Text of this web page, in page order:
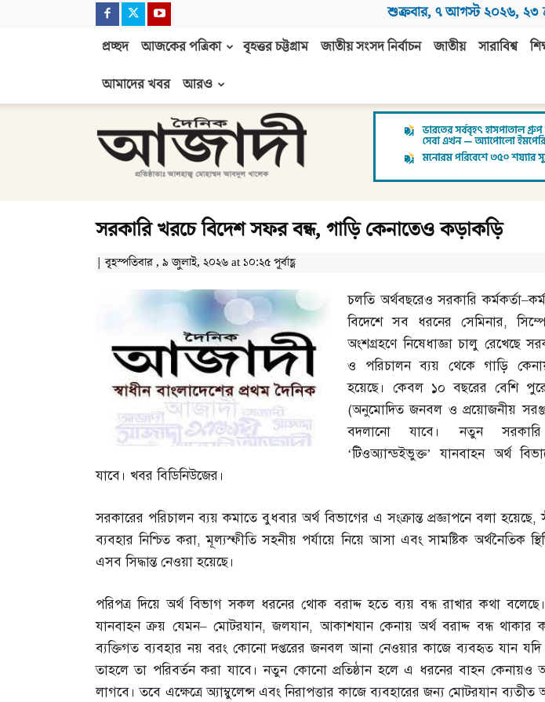
শুক্রবার, ৭ আগস্ট ২০২৬, ২৩
প্রচ্ছদ আজকের পত্রিকা বৃহত্তর চট্টগ্রাম জাতীয় সংসদ নির্বাচন জাতীয় সারাবিশ্ব
আমাদের খবর
আরও
আজাদী
সরকারি খরচে বিদেশ সফর বন্ধ, গাড়ি কেনাতেও কড়াকড়ি
| বৃহস্পতিবার , ৯ জুলাই, ২০২৬ at ১০:২৫ পূর্বাহ্ণ
চলতি অর্থবছরেও সরকারি কর্মকর্তা–
বিদেশে সব ধরনের সেমিনার,
অংশগ্রহণে নিষেধাজ্ঞা চালু রেখেছে
ও পরিচালন ব্যয় থেকে গাড়ি
হয়েছে। কেবল ১০ বছরের বেশি
(অনুমোদিত জনবল ও প্রয়োজনীয়
বদলানো যাবে। নতুন সরকারি
‘টিওঅ্যান্ডইভুক্ত’ যানবাহন অর্থ
যাবে। খবর বিডিনিউজের।
সরকারের পরিচালন ব্যয় কমাতে বুধবার অর্থ বিভাগের এ সংক্রান্ত প্রজ্ঞাপনে বলা হয়েছে,
ব্যবহার নিশ্চিত করা,মূল্যস্ফীতি সহনীয় পর্যায়ে নিয়ে আসা এবং সামষ্টিক অর্থনৈতিক
এসব সিদ্ধান্ত নেওয়া হয়েছে।
পরিপত্র দিয়ে অর্থ বিভাগ সকল ধরনের থোক বরাদ্দ হতে ব্যয় বন্ধ রাখার কথা
যানবাহন ক্রয় যেমন– মোটরযান,জলযান,আকাশযান কেনায় অর্থ বরাদ্দ বন্ধ থাকার
ব্যক্তিগত ব্যবহার নয় বরং কোনো দপ্তরের জনবল আনা নেওয়ার কাজে ব্যবহৃত যান
তাহলে তা পরিবর্তন করা যাবে। নতুন কোনো প্রতিষ্ঠান হলে এ ধরনের বাহন কেনায়ও
লাগবে। তবে এক্ষেত্রে অ্যাম্বুলেন্স এবং নিরাপত্তার কাজে ব্যবহারের জন্য মোটরযান ব্যতীত